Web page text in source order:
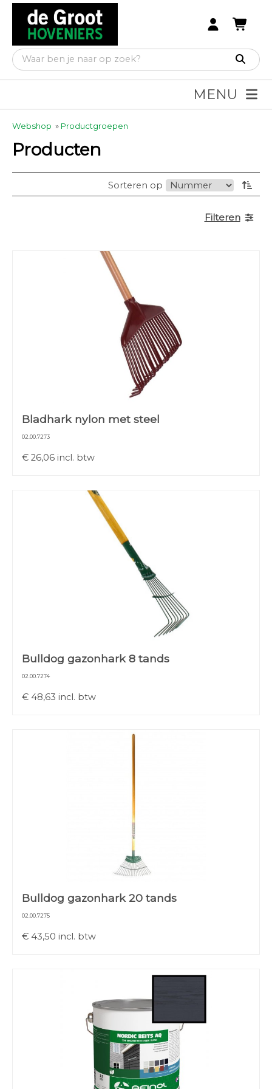
MENU
Webshop » Productgroepen
Producten
Sorteren op
Filteren
Bladhark nylon met steel
02.00.7273
€ 26,06 incl. btw
Bulldog gazonhark 8 tands
02.00.7274
€ 48,63 incl. btw
Bulldog gazonhark 20 tands
02.00.7275
€ 43,50 incl. btw